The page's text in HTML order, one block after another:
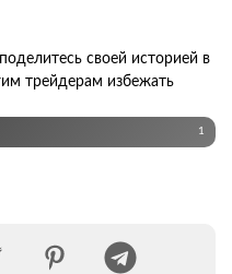
своей историей в
трейдерам избежать
1